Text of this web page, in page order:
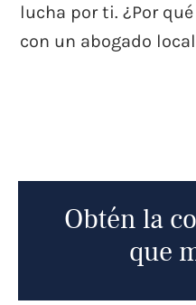
lucha por ti. ¿Por
con un abogado local
Obtén la
que